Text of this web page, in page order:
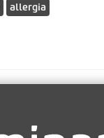
allergia